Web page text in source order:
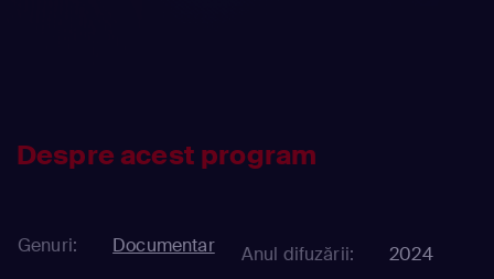
Despre acest program
Genuri: Documentar Anul difuzării: 2024